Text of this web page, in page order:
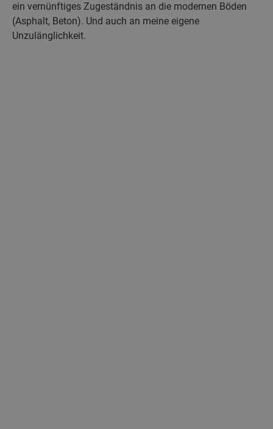
ein vernünftiges Zugeständnis an die modernen Böden
(Asphalt, Beton). Und auch an meine eigene
Unzulänglichkeit.